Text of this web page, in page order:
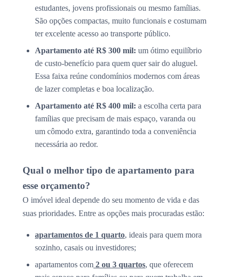
estudantes, jovens profissionais ou mesmo famílias.
São opções compactas, muito funcionais e costumam
ter excelente acesso ao transporte público.
Apartamento até R$ 300 mil: um ótimo equilíbrio
de custo-benefício para quem quer sair do aluguel.
Essa faixa reúne condomínios modernos com áreas
de lazer completas e boa localização.
Apartamento até R$ 400 mil: a escolha certa para
famílias que precisam de mais espaço, varanda ou
um cômodo extra, garantindo toda a conveniência
necessária ao redor.
Qual o melhor tipo de apartamento para
esse orçamento?
O imóvel ideal depende do seu momento de vida e das
suas prioridades. Entre as opções mais procuradas estão:
apartamentos de 1 quarto, ideais para quem mora
sozinho, casais ou investidores;
apartamentos com 2 ou 3 quartos, que oferecem